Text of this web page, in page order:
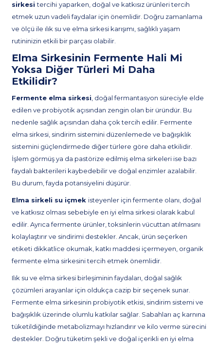
sirkesi tercihi yaparken, doğal ve katkısız ürünleri tercih
etmek uzun vadeli faydalar için önemlidir. Doğru zamanlama
ve ölçü ile ılık su ve elma sirkesi karışımı, sağlıklı yaşam
rutininizin etkili bir parçası olabilir.
Elma Sirkesinin Fermente Hali Mi
Yoksa Diğer Türleri Mi Daha
Etkilidir?
Fermente elma sirkesi , doğal fermantasyon süreciyle elde
edilen ve probiyotik açısından zengin olan bir üründür. Bu
nedenle sağlık açısından daha çok tercih edilir. Fermente
elma sirkesi, sindirim sistemini düzenlemede ve bağışıklık
sistemini güçlendirmede diğer türlere göre daha etkilidir.
İşlem görmüş ya da pastörize edilmiş elma sirkeleri ise bazı
faydalı bakterileri kaybedebilir ve doğal enzimler azalabilir.
Bu durum, fayda potansiyelini düşürür.
Elma sirkeli su içmek isteyenler için fermente olanı, doğal
ve katkısız olması sebebiyle en iyi elma sirkesi olarak kabul
edilir. Ayrıca fermente ürünler, toksinlerin vücuttan atılmasını
kolaylaştırır ve sindirimi destekler. Ancak, ürün seçerken
etiketi dikkatlice okumak, katkı maddesi içermeyen, organik
fermente elma sirkesini tercih etmek önemlidir.
Ilık su ve elma sirkesi birleşiminin faydaları, doğal sağlık
çözümleri arayanlar için oldukça cazip bir seçenek sunar.
Fermente elma sirkesinin probiyotik etkisi, sindirim sistemi ve
bağışıklık üzerinde olumlu katkılar sağlar. Sabahları aç karnına
tüketildiğinde metabolizmayı hızlandırır ve kilo verme sürecini
destekler. Doğru tüketim şekli ve doğal içerikli en iyi elma